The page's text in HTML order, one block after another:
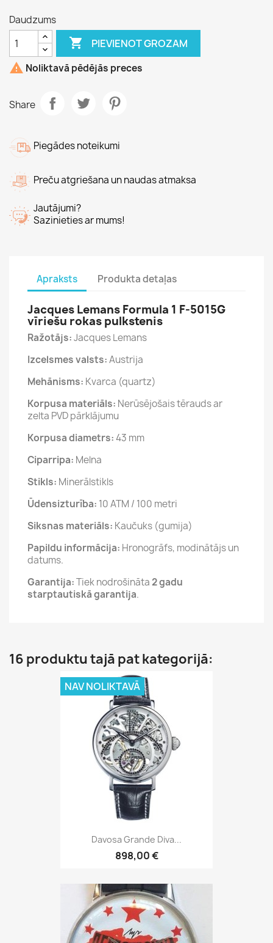
Daudzums
 PIEVIENOT GROZAM
 Noliktavā pēdējās preces
Share
Piegādes noteikumi
Preču atgriešana un naudas atmaksa
Jautājumi?
Sazinieties ar mums!
Apraksts Produkta detaļas
Jacques Lemans Formula 1 F-5015G
vīriešu rokas pulkstenis
Ražotājs:Jacques Lemans
Izcelsmes valsts:Austrija
Mehānisms: Kvarca (quartz)
Korpusa materiāls: Nerūsējošais tērauds ar
zelta PVD pārklājumu
Korpusa diametrs:43 mm
Ciparripa: Melna
Stikls: Minerālstikls
Ūdensizturība: 10 ATM / 100 metri
Siksnas materiāls: Kaučuks (gumija)
Papildu informācija: Hronogrāfs, modinātājs un
datums.
Garantija:Tiek nodrošināta 2 gadu
starptautiskā garantija.
16 produktu tajā pat kategorijā:
Davosa Grande Diva...
898,00 €
NAV NOLIKTAVĀ